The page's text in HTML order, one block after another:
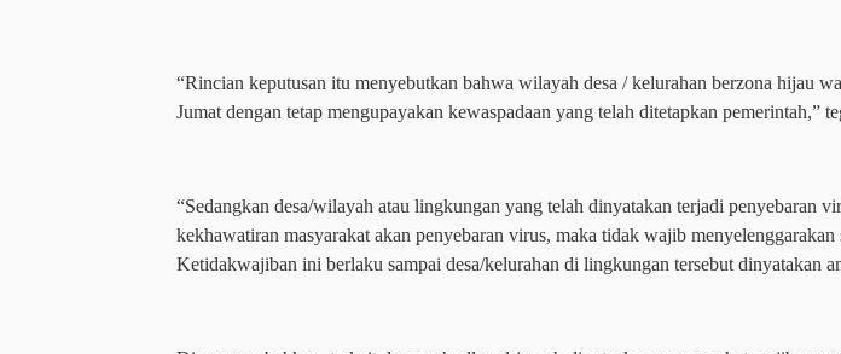
“Rincian keputusan itu menyebutkan bahwa wilayah desa / kelurahan berzona hijau
Jumat dengan tetap mengupayakan kewaspadaan yang telah ditetapkan pemerintah,”
“Sedangkan desa/wilayah atau lingkungan yang telah dinyatakan terjadi penyebaran
kekhawatiran masyarakat akan penyebaran virus, maka tidak wajib menyelenggarakan
Ketidakwajiban ini berlaku sampai desa/kelurahan di lingkungan tersebut dinyatakan